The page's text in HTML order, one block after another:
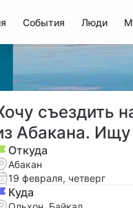
События Люди
съездить
Абакана. Ищу
Откуда
Абакан
19 февраля, четверг
Куда